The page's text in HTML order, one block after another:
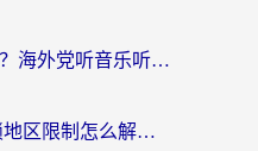
网易云ip怎么改成中国？海外党听音乐听书的无痛解决方案
海外党必看：汽水解锁地区限制怎么解除？3招解决国内影音&生活服务难题